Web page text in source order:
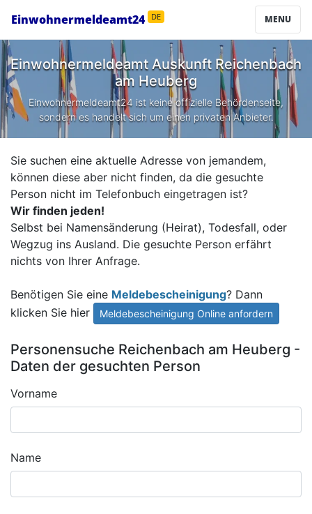
Einwohnermeldeamt24 DE MENU
Einwohnermeldeamt Auskunft Reichenbach
am Heuberg
Einwohnermeldeamt24 ist keine offizielle Behördenseite,
sondern es handelt sich um einen privaten Anbieter.
Sie suchen eine aktuelle Adresse von jemandem,
können diese aber nicht finden, da die gesuchte
Person nicht im Telefonbuch eingetragen ist?
Wir finden jeden!
Selbst bei Namensänderung (Heirat), Todesfall, oder
Wegzug ins Ausland. Die gesuchte Person erfährt
nichts von Ihrer Anfrage.
Benötigen Sie eine Meldebescheinigung? Dann
klicken Sie hier
Meldebescheinigung Online anfordern
Personensuche Reichenbach am Heuberg -
Daten der gesuchten Person
Vorname
Name